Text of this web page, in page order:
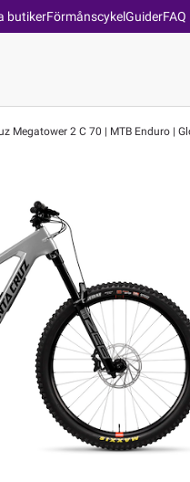
butikerFörmånscykelGuiderFAQ
Megatower 2 C 70 | MTB Enduro |